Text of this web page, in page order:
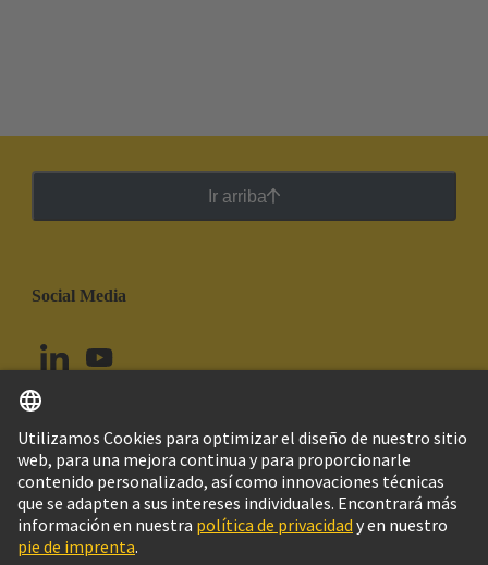
Ir arriba
Social Media
Colombia Español
© Grupo Tecnológico HARTING